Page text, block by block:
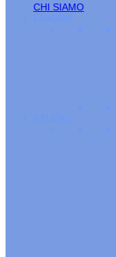
CHI SIAMO
LAVORO
STUDIO